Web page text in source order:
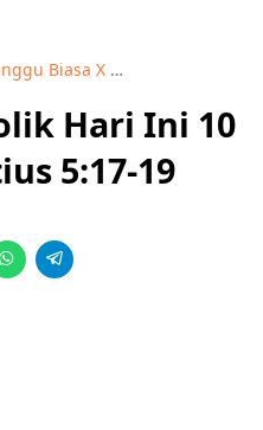
Biasa X
Hari Ini 10
5:17-19